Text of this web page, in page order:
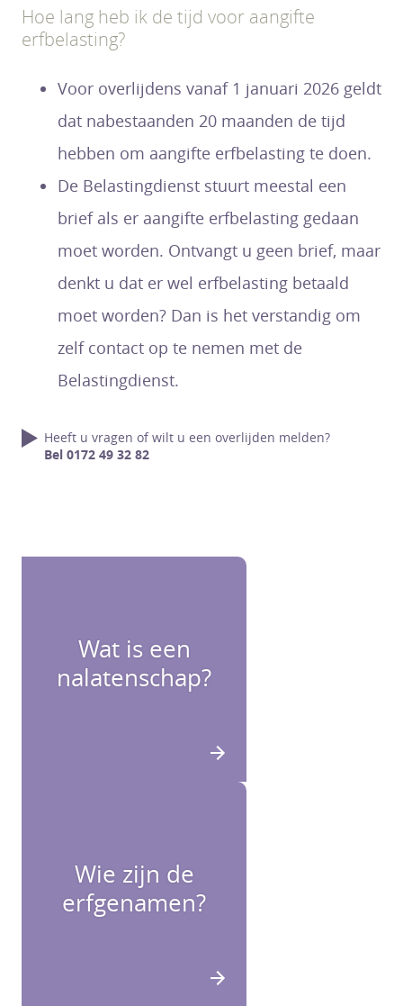
Hoe lang heb ik de tijd voor aangifte
erfbelasting?
Voor overlijdens vanaf 1 januari 2026 geldt
dat nabestaanden 20 maanden de tijd
hebben om aangifte erfbelasting te doen.
De Belastingdienst stuurt meestal een
brief als er aangifte erfbelasting gedaan
moet worden. Ontvangt u geen brief, maar
denkt u dat er wel erfbelasting betaald
moet worden? Dan is het verstandig om
zelf contact op te nemen met de
Belastingdienst.
Heeft u vragen of wilt u een overlijden melden?
Bel 0172 49 32 82
Wat is een
nalatenschap?
Wie zijn de
erfgenamen?